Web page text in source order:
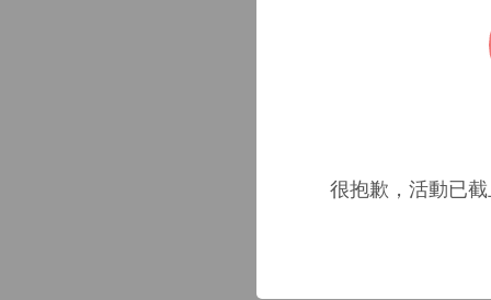
很抱歉，活動已